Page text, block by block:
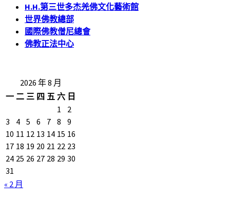
H.H.第三世多杰羌佛文化藝術館
世界佛教總部
國際佛教僧尼總會
佛教正法中心
2026 年 8 月
一 二 三 四 五 六 日
1
2
3
4 5 6 7 8
9
10 11 12 13 14 15 16
17 18 19 20 21 22 23
24 25 26 27 28 29 30
31
« 2 月